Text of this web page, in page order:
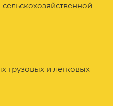
грузовых и легковых